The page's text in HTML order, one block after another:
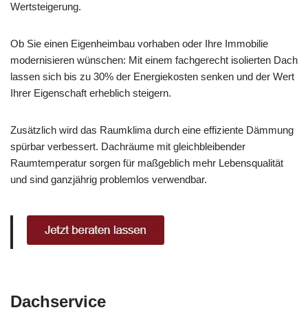
Wertsteigerung.
Ob Sie einen Eigenheimbau vorhaben oder Ihre Immobilie
modernisieren wünschen: Mit einem fachgerecht isolierten Dach
lassen sich bis zu 30% der Energiekosten senken und der Wert
Ihrer Eigenschaft erheblich steigern.
Zusätzlich wird das Raumklima durch eine effiziente Dämmung
spürbar verbessert. Dachräume mit gleichbleibender
Raumtemperatur sorgen für maßgeblich mehr Lebensqualität
und sind ganzjährig problemlos verwendbar.
Dachservice